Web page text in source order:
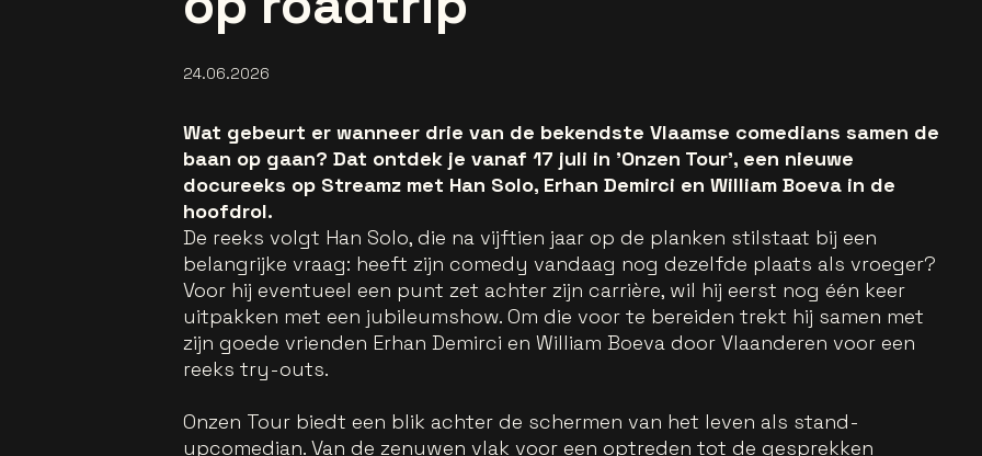
24.06.2026
Wat gebeurt er wanneer drie van de bekendste Vlaamse comedians samen de
baan op gaan? Dat ontdek je vanaf 17 juli in 'Onzen Tour', een nieuwe
docureeks op Streamz met Han Solo, Erhan Demirci en William Boeva in de
hoofdrol.
De reeks volgt Han Solo, die na vijftien jaar op de planken stilstaat bij een
belangrijke vraag: heeft zijn comedy vandaag nog dezelfde plaats als vroeger?
Voor hij eventueel een punt zet achter zijn carrière, wil hij eerst nog één keer
uitpakken met een jubileumshow. Om die voor te bereiden trekt hij samen met
zijn goede vrienden Erhan Demirci en William Boeva door Vlaanderen voor een
reeks try-outs.
Onzen Tour biedt een blik achter de schermen van het leven als stand-
upcomedian. Van de zenuwen vlak voor een optreden tot de gesprekken